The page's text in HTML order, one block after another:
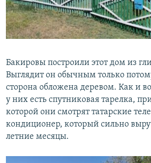
Бакировы построили этот дом из
Выглядит он обычным только
сторона обложена деревом. Как и
у них есть спутниковая тарелка,
которой они смотрят татарские
кондиционер, который сильно
летние месяцы.